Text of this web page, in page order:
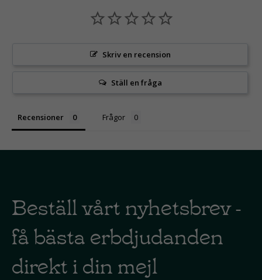
Skriv en recension
Ställ en fråga
Recensioner Frågor
Beställ vårt nyhetsbrev -
få bästa erbdjudanden
direkt i din mejl